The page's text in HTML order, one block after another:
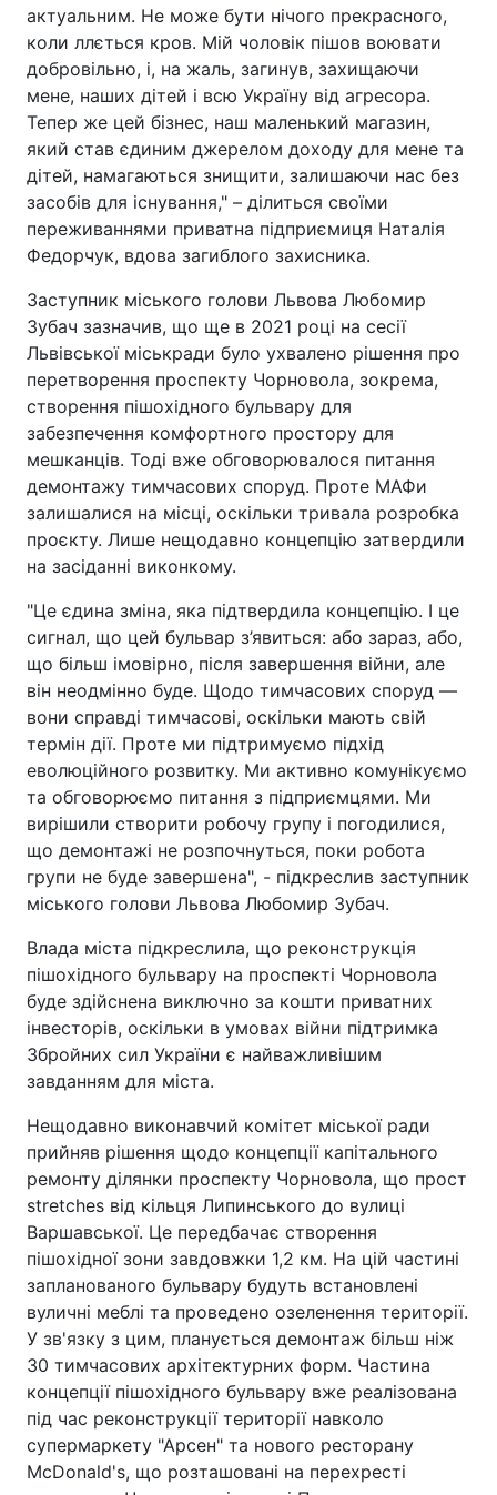
актуальним. Не може бути нічого прекрасного,
коли ллється кров. Мій чоловік пішов воювати
добровільно, і, на жаль, загинув, захищаючи
мене, наших дітей і всю Україну від агресора.
Тепер же цей бізнес, наш маленький магазин,
який став єдиним джерелом доходу для мене та
дітей, намагаються знищити, залишаючи нас без
засобів для існування," – ділиться своїми
переживаннями приватна підприємиця Наталія
Федорчук, вдова загиблого захисника.
Заступник міського голови Львова Любомир
Зубач зазначив, що ще в 2021 році на сесії
Львівської міськради було ухвалено рішення про
перетворення проспекту Чорновола, зокрема,
створення пішохідного бульвару для
забезпечення комфортного простору для
мешканців. Тоді вже обговорювалося питання
демонтажу тимчасових споруд. Проте МАФи
залишалися на місці, оскільки тривала розробка
проєкту. Лише нещодавно концепцію затвердили
на засіданні виконкому.
"Це єдина зміна, яка підтвердила концепцію. І це
сигнал, що цей бульвар з’явиться: або зараз, або,
що більш імовірно, після завершення війни, але
він неодмінно буде. Щодо тимчасових споруд —
вони справді тимчасові, оскільки мають свій
термін дії. Проте ми підтримуємо підхід
еволюційного розвитку. Ми активно комунікуємо
та обговорюємо питання з підприємцями. Ми
вирішили створити робочу групу і погодилися,
що демонтажі не розпочнуться, поки робота
групи не буде завершена", - підкреслив заступник
міського голови Львова Любомир Зубач.
Влада міста підкреслила, що реконструкція
пішохідного бульвару на проспекті Чорновола
буде здійснена виключно за кошти приватних
інвесторів, оскільки в умовах війни підтримка
Збройних сил України є найважливішим
завданням для міста.
Нещодавно виконавчий комітет міської ради
прийняв рішення щодо концепції капітального
ремонту ділянки проспекту Чорновола, що прост
stretches від кільця Липинського до вулиці
Варшавської. Це передбачає створення
пішохідної зони завдовжки 1,2 км. На цій частині
запланованого бульвару будуть встановлені
вуличні меблі та проведено озеленення території.
У зв'язку з цим, планується демонтаж більш ніж
30 тимчасових архітектурних форм. Частина
концепції пішохідного бульвару вже реалізована
під час реконструкції території навколо
супермаркету "Арсен" та нового ресторану
McDonald's, що розташовані на перехресті